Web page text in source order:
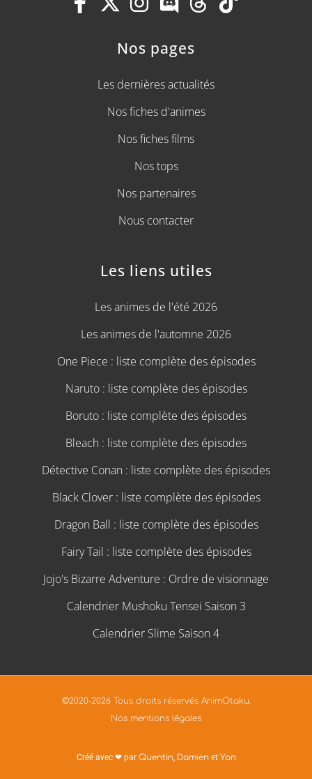
Nos pages
Les dernières actualités
Nos fiches d'animes
Nos fiches films
Nos tops
Nos partenaires
Nous contacter
Les liens utiles
Les animes de l'été 2026
Les animes de l'automne 2026
One Piece : liste complète des épisodes
Naruto : liste complète des épisodes
Boruto : liste complète des épisodes
Bleach : liste complète des épisodes
Détective Conan : liste complète des épisodes
Black Clover : liste complète des épisodes
Dragon Ball : liste complète des épisodes
Fairy Tail : liste complète des épisodes
Jojo's Bizarre Adventure : Ordre de visionnage
Calendrier Mushoku Tensei Saison 3
Calendrier Slime Saison 4
©2020-2026 Tous droits réservés AnimOtaku.
Nos mentions légales
Créé avec ❤ par Quentin, Damienet Yan